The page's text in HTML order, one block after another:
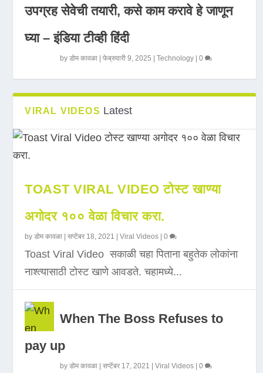
उपग्रह सेवेची तयारी, कसे काम करावे हे जाणून
घ्या – इंडिया टीव्ही हिंदी
byडोम कावळा |फेब्रुवारी 9, 2025 |Technology |0
VIRAL VIDEOS Latest
TOAST VIRAL VIDEO टोस्ट खाण्या
अगोदर १०० वेळा विचार करा.
byडोम कावळा |सप्टेंबर 18, 2021 |Viral Videos |0
Toast Viral Video सकाळी चहा पिताना बहुतेक लोकांना
नाश्त्यासाठी टोस्ट खाणे आवडते. चहामध्ये...
When The Boss Refuses to
pay up
byडोम कावळा |सप्टेंबर 17, 2021 |Viral Videos |0